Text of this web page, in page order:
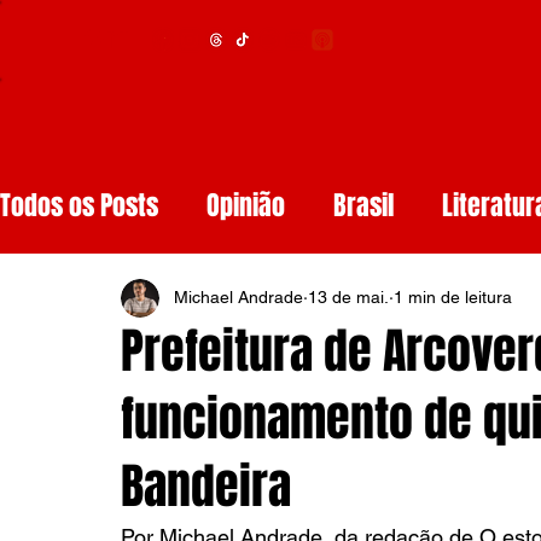
Todos os Posts Opinião Brasil
Educação Segurança Obituários
Resenhas de Livros Inteligência
Diários de Leitura
Prefeitura de
funcionamento de
Bandeira
Michael Andrade 13 de mai. 1 min de leitura